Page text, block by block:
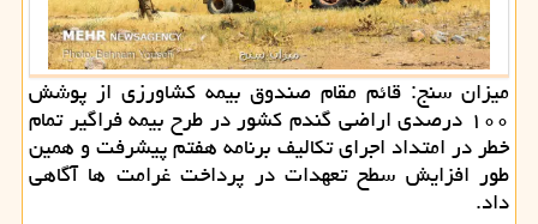
میزان سنج: قائم مقام صندوق بیمه کشاورزی از پوشش
۱۰۰ درصدی اراضی گندم کشور در طرح بیمه فراگیر تمام
خطر در امتداد اجرای تکالیف برنامه هفتم پیشرفت و همین
طور افزایش سطح تعهدات در پرداخت غرامت ها آگاهی
داد.